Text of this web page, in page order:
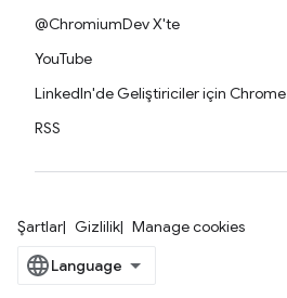
@ChromiumDev X'te
YouTube
LinkedIn'de Geliştiriciler için Chrome
RSS
Şartlar Gizlilik Manage cookies